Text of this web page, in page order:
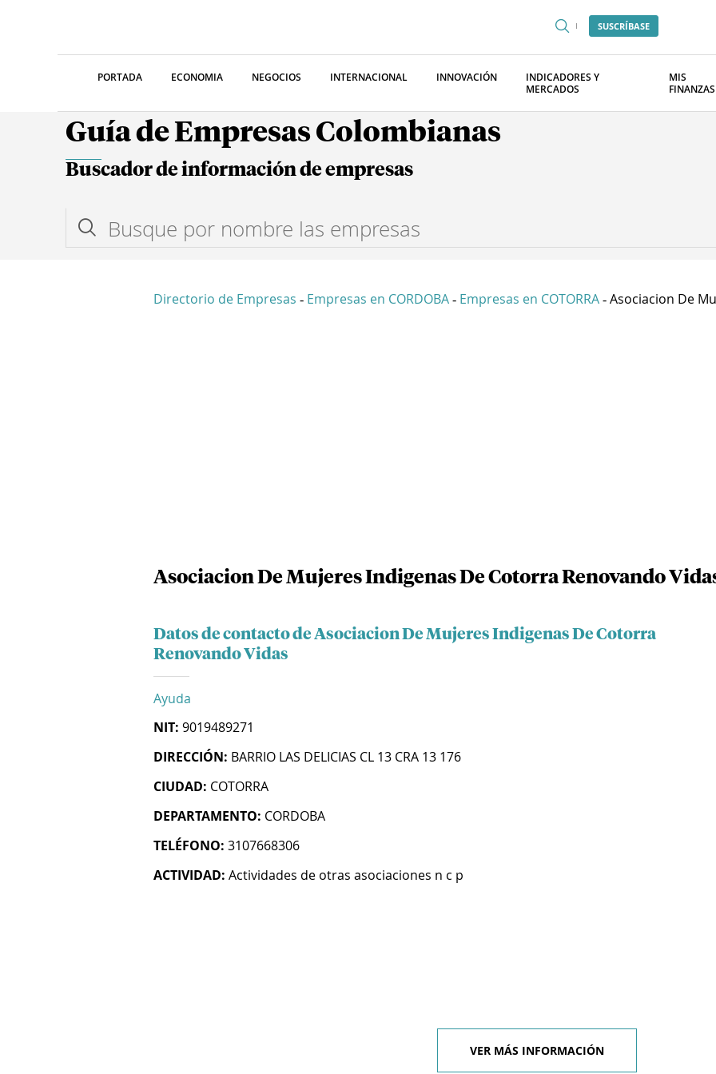
SUSCRÍBASE
PORTADA ECONOMIA NEGOCIOS INTERNACIONAL INNOVACIÓN
INDICADORES Y
MERCADOS
MIS
FINANZAS
Guía de Empresas Colombianas
Buscador de información de empresas
Directorio de Empresas - Empresas en CORDOBA - Empresas en COTORRA - Asociacion De
Asociacion De Mujeres Indigenas De Cotorra Renovando
Datos de contacto de Asociacion De Mujeres Indigenas De Cotorra
Renovando Vidas
Ayuda
NIT: 9019489271
DIRECCIÓN: BARRIO LAS DELICIAS CL 13 CRA 13 176
CIUDAD: COTORRA
DEPARTAMENTO: CORDOBA
TELÉFONO: 3107668306
ACTIVIDAD: Actividades de otras asociaciones n c p
VER MÁS INFORMACIÓN